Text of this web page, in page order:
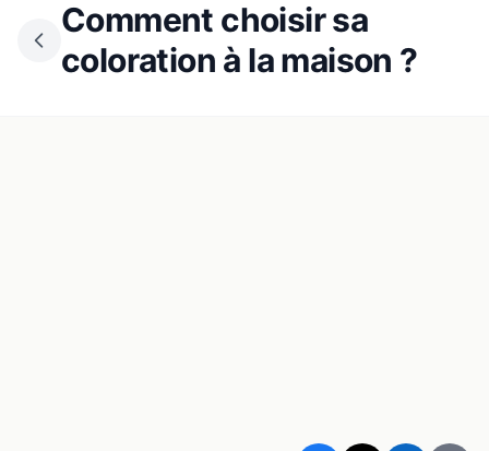
Comment choisir sa
coloration à la maison ?